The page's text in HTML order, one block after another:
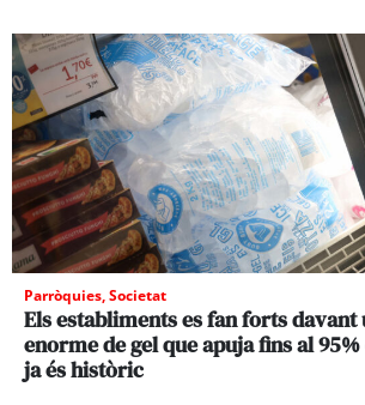
Parròquies,Societat
Els establiments es fan forts davant
enorme de gel que apuja fins al
ja és històric